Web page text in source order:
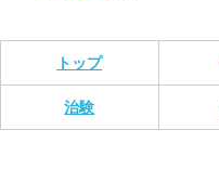
トップ
治験